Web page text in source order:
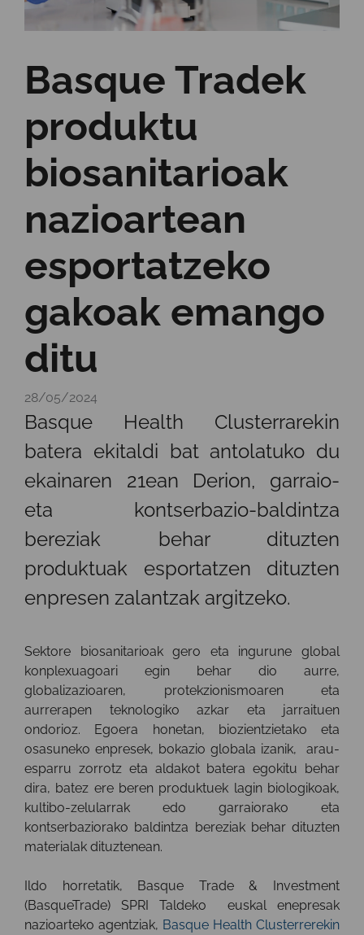
Basque Tradek
produktu
biosanitarioak
nazioartean
esportatzeko
gakoak emango
ditu
28/05/2024
Basque Health Clusterrarekin
batera ekitaldi bat antolatuko du
ekainaren 21ean Derion, garraio-
eta kontserbazio-baldintza
bereziak behar dituzten
produktuak esportatzen dituzten
enpresen zalantzak argitzeko.
Sektore biosanitarioak gero eta ingurune global
konplexuagoari egin behar dio aurre,
globalizazioaren, protekzionismoaren eta
aurrerapen teknologiko azkar eta jarraituen
ondorioz. Egoera honetan, biozientzietako eta
osasuneko enpresek, bokazio globala izanik, arau-
esparru zorrotz eta aldakot batera egokitu behar
dira, batez ere beren produktuek lagin biologikoak,
kultibo-zelularrak edo garraiorako eta
kontserbaziorako baldintza bereziak behar dituzten
materialak dituztenean.
Ildo horretatik, Basque Trade & Investment
(BasqueTrade) SPRI Taldeko euskal enepresak
nazioarteko agentziak, Basque Health Clusterrerekin